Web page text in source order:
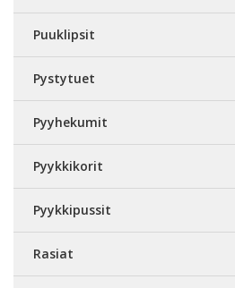
Puuklipsit
Pystytuet
Pyyhekumit
Pyykkikorit
Pyykkipussit
Rasiat